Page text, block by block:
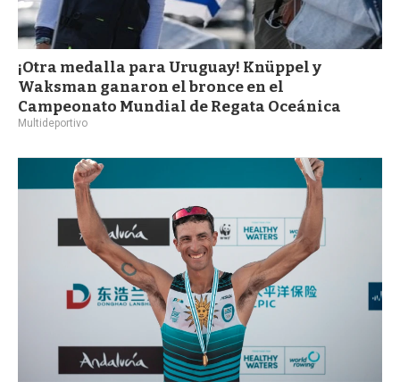
¡Otra medalla para Uruguay! Knüppel y
Waksman ganaron el bronce en el
Campeonato Mundial de Regata Oceánica
Multideportivo